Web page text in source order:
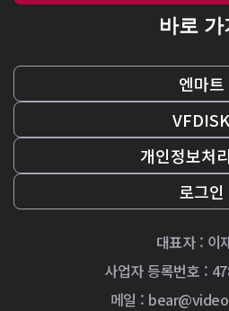
대표자 : 이
사업자 등록번호 :
메일 :
바로 가
엔마트
VFDISK
개인정보처
로그인